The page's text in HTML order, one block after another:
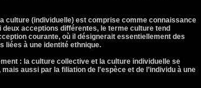
culture (individuelle) est comprise comme connaissance
acceptions différentes, le terme culture tend
courante, où il désignerait essentiellement des
liées à une identité ethnique.
: la culture collective et la culture individuelle se
aussi par la filiation de l'espèce et de l’individu à une